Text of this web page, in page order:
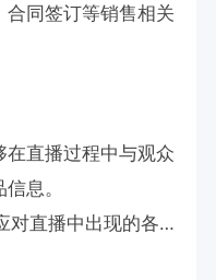
合同签订等销售相关
在直播过程中与观众
息。
对直播中出现的各